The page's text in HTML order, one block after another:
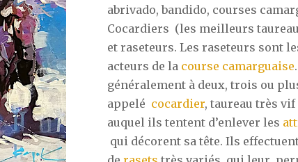
abrivado, bandido, courses
Cocardiers (les meilleurs
et raseteurs. Les raseteurs sont
acteurs de la course camarguaise
généralement à deux, trois ou
appelé cocardier, taureau très vif
auquel ils tentent d’enlever les
qui décorent sa tête. Ils